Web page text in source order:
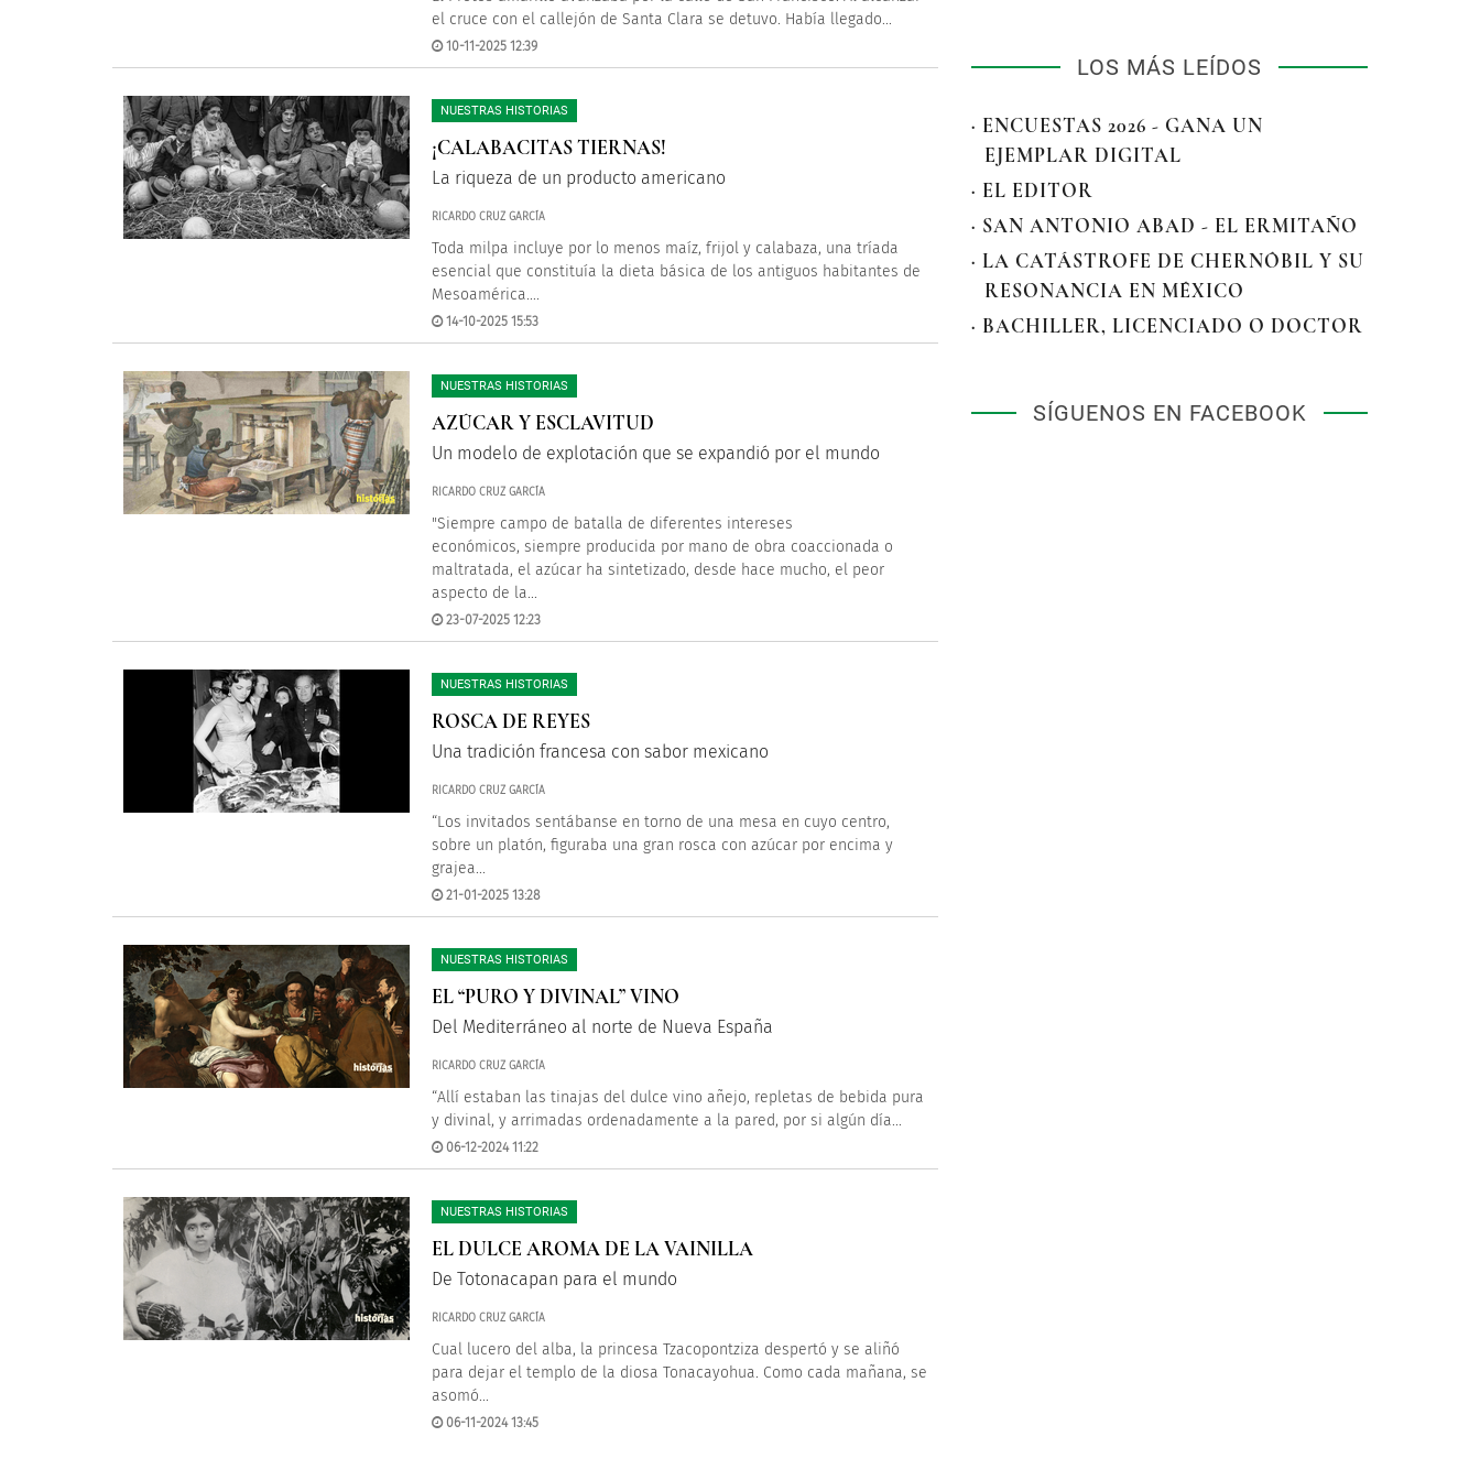
el cruce con el callejón de Santa Clara se detuvo. Había llegado...
10-11-2025 12:39
NUESTRAS HISTORIAS
¡CALABACITAS TIERNAS!
La riqueza de un producto americano
RICARDO CRUZ GARCÍA
Toda milpa incluye por lo menos maíz, frijol y calabaza, una tríada
esencial que constituía la dieta básica de los antiguos habitantes de
Mesoamérica....
14-10-2025 15:53
NUESTRAS HISTORIAS
AZÚCAR Y ESCLAVITUD
Un modelo de explotación que se expandió por el mundo
RICARDO CRUZ GARCÍA
"Siempre campo de batalla de diferentes intereses
económicos, siempre producida por mano de obra coaccionada o
maltratada, el azúcar ha sintetizado, desde hace mucho, el peor
aspecto de la...
23-07-2025 12:23
NUESTRAS HISTORIAS
ROSCA DE REYES
Una tradición francesa con sabor mexicano
RICARDO CRUZ GARCÍA
“Los invitados sentábanse en torno de una mesa en cuyo centro,
sobre un platón, figuraba una gran rosca con azúcar por encima y
grajea...
21-01-2025 13:28
NUESTRAS HISTORIAS
EL “PURO Y DIVINAL” VINO
Del Mediterráneo al norte de Nueva España
RICARDO CRUZ GARCÍA
“Allí estaban las tinajas del dulce vino añejo, repletas de bebida pura
y divinal, y arrimadas ordenadamente a la pared, por si algún día...
06-12-2024 11:22
NUESTRAS HISTORIAS
EL DULCE AROMA DE LA VAINILLA
De Totonacapan para el mundo
RICARDO CRUZ GARCÍA
Cual lucero del alba, la princesa Tzacopontziza despertó y se aliñó
para dejar el templo de la diosa Tonacayohua. Como cada mañana, se
asomó...
06-11-2024 13:45
LOS MÁS LEÍDOS
· ENCUESTAS 2026 - GANA UN
EJEMPLAR DIGITAL
· EL EDITOR
· SAN ANTONIO ABAD - EL ERMITAÑO
· LA CATÁSTROFE DE CHERNÓBIL Y SU
RESONANCIA EN MÉXICO
· BACHILLER, LICENCIADO O DOCTOR
SÍGUENOS EN FACEBOOK